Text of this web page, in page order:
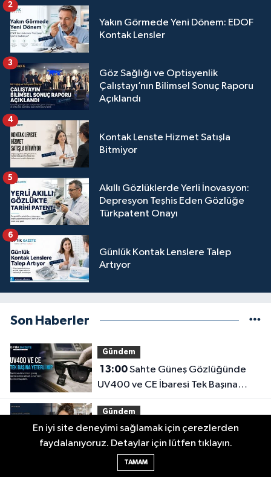
Yakın Görmede Yeni Dönem: EDOF
Kontak Lensler
2
Göz Sağlığı ve Optisyenlik
Çalıştayı’nın Bilimsel Sonuç Raporu
Açıklandı
3
Kontak Lenste Hizmet Satışla
Bitmiyor
4
Akıllı Gözlüklerde Yerli İnovasyon:
Depresyon Teşhis Eden Gözlüğe
Türkpatent Onayı
5
Günlük Kontak Lenslere Talep
Artıyor
6
Son Haberler
Gündem
13:00Sahte Güneş Gözlüğünde
UV400 ve CE İbaresi Tek Başına
Yeterli mi?
Gündem
10:25Bir Gözlük Ekonomiye Ne
Kadar Katkı Sağlayabilir?
Gündem
En iyi site deneyimi sağlamak için çerezlerden
faydalanıyoruz. Detaylar için lütfen tıklayın.
TAMAM